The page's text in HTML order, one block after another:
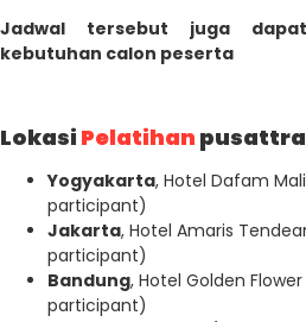
Jadwal tersebut juga
kebutuhan calon peserta
Lokasi Pelatihan
Yogyakarta, Hotel Dafam
participant)
Jakarta, Hotel Amaris
participant)
Bandung, Hotel Golden
participant)